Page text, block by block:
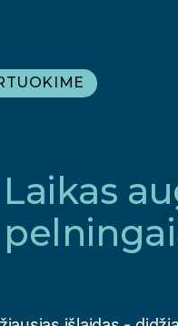
Laikas